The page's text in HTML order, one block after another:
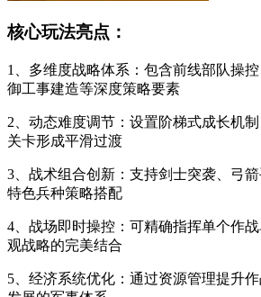
核心玩法亮点：
1、多维度战略体系：包含前线部队操
御工事建造等深度策略要素
2、动态难度调节：设置阶梯式成长机
关卡形成平滑过渡
3、战术组合创新：支持剑士突袭、弓
特色兵种策略搭配
4、战场即时操控：可精确指挥单个作
观战略的完美结合
5、经济系统优化：通过资源管理提升